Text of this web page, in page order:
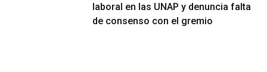
laboral en las UNAP y denuncia falta
de consenso con el gremio